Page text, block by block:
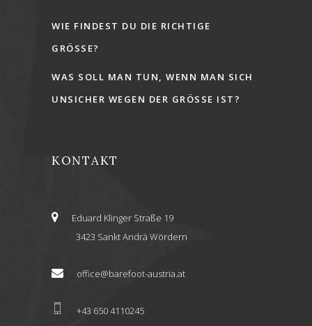
WIE FINDEST DU DIE RICHTIGE
GRÖSSE?
WAS SOLL MAN TUN, WENN MAN SICH
UNSICHER WEGEN DER GRÖSSE IST?
KONTAKT
Eduard Klinger Straße 19
3423 Sankt Andrä Wördern
office@barefoot-austria.at
+43 650 4110245